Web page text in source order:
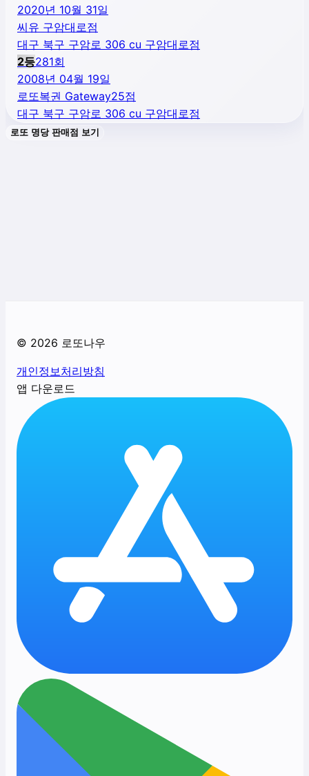
2020년 10월 31일
씨유 구암대로점
대구 북구 구암로 306 cu 구암대로점
2등281회
2008년 04월 19일
로또복권 Gateway25점
대구 북구 구암로 306 cu 구암대로점
로또 명당 판매점 보기
© 2026 로또나우
개인정보처리방침
앱 다운로드